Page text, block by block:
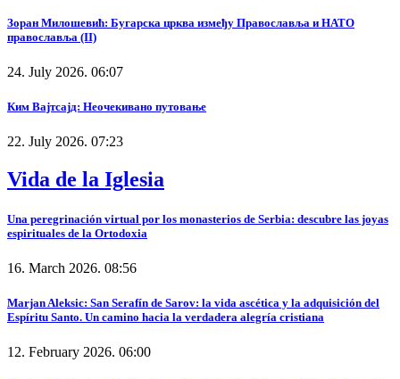
Зоран Милошевић: Бугарска црква између Православља и НАТО
православља (II)
24. July 2026. 06:07
Ким Вајтсајд: Неочекивано путовање
22. July 2026. 07:23
Vida de la Iglesia
Una peregrinación virtual por los monasterios de Serbia: descubre las joyas
espirituales de la Ortodoxia
16. March 2026. 08:56
Marjan Aleksic: San Serafín de Sarov: la vida ascética y la adquisición del
Espíritu Santo. Un camino hacia la verdadera alegría cristiana
12. February 2026. 06:00